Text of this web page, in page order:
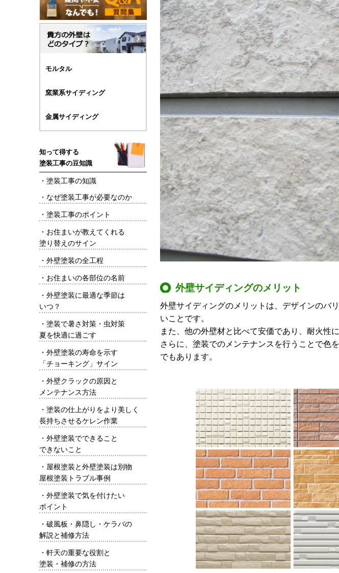
モルタル
窯業系サイディング
金属サイディング
知って得する
塗装工事の豆知識
・ 塗装工事の知識
・ なぜ塗装工事が必要なのか
・ 塗装工事のポイント
・ お住まいが教えてくれる
塗り替えのサイン
・ 外壁塗装の全工程
・ お住まいの各部位の名前
・ 外壁塗装に最適な季節は
いつ？
・ 塗装で暑さ対策・虫対策
夏を快適に過ごす
・ 外壁塗装の寿命を示す
「チョーキング」サイン
・ 外壁クラックの原因と
メンテナンス方法
・ 塗装の仕上がりをより美しく
長持ちさせるケレン作業
・ 外壁塗装でできること
できないこと
・ 屋根塗装と外壁塗装は別物
屋根塗装トラブル事例
・ 外壁塗装で気を付けたい
ポイント
・ 破風板・鼻隠し・ケラバの
解説と補修方法
・ 軒天の重要な役割と
塗装・補修の方法
外壁サイディングのメリット
外壁サイディングのメリットは、デザインのバ
いことです。
また、他の外壁材と比べて安価であり、耐火性
さらに、塗装でのメンテナンスを行うことで色
でもあります。